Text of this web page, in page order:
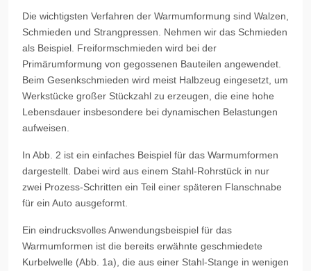
Die wichtigsten Verfahren der Warmumformung sind Walzen,
Schmieden und Strangpressen. Nehmen wir das Schmieden
als Beispiel. Freiformschmieden wird bei der
Primärumformung von gegossenen Bauteilen angewendet.
Beim Gesenkschmieden wird meist Halbzeug eingesetzt, um
Werkstücke großer Stückzahl zu erzeugen, die eine hohe
Lebensdauer insbesondere bei dynamischen Belastungen
aufweisen.
In Abb. 2 ist ein einfaches Beispiel für das Warmumformen
dargestellt. Dabei wird aus einem Stahl-Rohrstück in nur
zwei Prozess-Schritten ein Teil einer späteren Flanschnabe
für ein Auto ausgeformt.
Ein eindrucksvolles Anwendungsbeispiel für das
Warmumformen ist die bereits erwähnte geschmiedete
Kurbelwelle (Abb. 1a), die aus einer Stahl-Stange in wenigen